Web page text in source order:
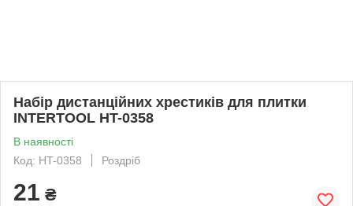
Набір дистанційних хрестиків для плитки
INTERTOOL HT-0358
В наявності
Код: HT-0358
Роздріб
21 ₴